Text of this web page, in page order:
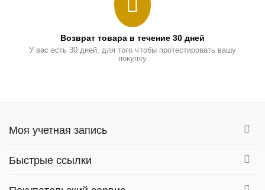
Возврат товара в течение 30 дней
У вас есть 30 дней, для того чтобы протестировать вашу
покупку
Моя учетная запись
Быстрые ссылки